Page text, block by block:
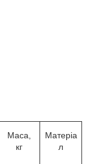
Маса,
кг
Матеріа
л